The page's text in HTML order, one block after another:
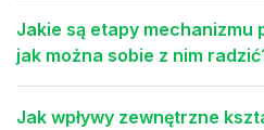
Jakie są etapy mechanizmu
jak można sobie z nim
Jak wpływy zewnętrzne